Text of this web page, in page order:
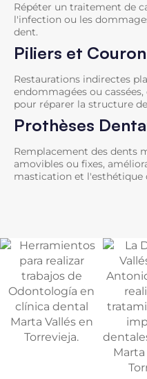
Répéter un traitement de
l'infection ou les
dent.
Piliers et
Restaurations indirectes
endommagées ou
pour réparer la structure
Prothèses
Remplacement des dents
amovibles ou fixes,
mastication et l'esthétique